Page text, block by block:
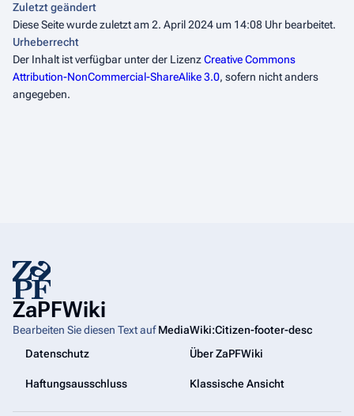
Zuletzt geändert
Diese Seite wurde zuletzt am 2. April 2024 um 14:08 Uhr bearbeitet.
Urheberrecht
Der Inhalt ist verfügbar unter der LizenzCreative Commons
Attribution-NonCommercial-ShareAlike 3.0, sofern nicht anders
angegeben.
ZaPFWiki
Bearbeiten Sie diesen Text aufMediaWiki:Citizen-footer-desc
Datenschutz
Über ZaPFWiki
Haftungsausschluss Klassische Ansicht